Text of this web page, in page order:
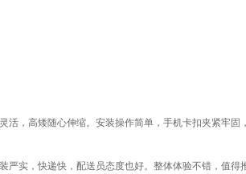
活，高矮随心伸缩。安装操作简单，手机卡扣夹紧牢
严实，快递快，配送员态度也好。整体体验不错，值得